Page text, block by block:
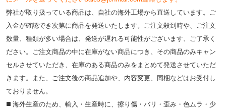
弊社が取り扱っている商品は、自社の海外工場から直送しています。ご
入金が確認でき次第に商品を発送いたします。ご注文殺到時や、ご注文
数量、種類が多い場合は、発送が遅れる可能性がございます、ご了承く
ださい。ご注文商品の中に在庫がない商品につき、その商品のみキャン
セルさせていただき、在庫のある商品のみをまとめて発送させていただ
きます。また、ご注文後の商品追加や、内容変更、同梱などはお受付し
ておりません。
◼️ 海外⽣産のため、輸⼊・⽣産時に、擦り傷・バリ・歪み・色ムラ・少